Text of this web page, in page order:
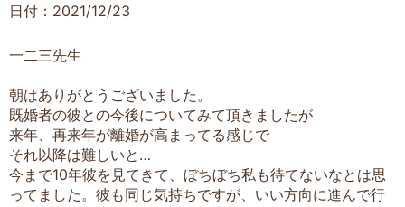
日付：2021/12/23
一二三先生
朝はありがとうございました。
既婚者の彼との今後についてみて頂きましたが
来年、再来年が離婚が高まってる感じで
それ以降は難しいと…
今まで10年彼を見てきて、ぼちぼち私も待てないなとは思
ってました。彼も同じ気持ちですが、いい方向に進んで行